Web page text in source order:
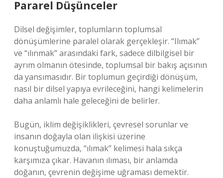
Pararel Düşünceler
Dilsel değişimler, toplumların toplumsal
dönüşümlerine paralel olarak gerçekleşir. “Ilımak”
ve “ılınmak” arasındaki fark, sadece dilbilgisel bir
ayrım olmanın ötesinde, toplumsal bir bakış açısının
da yansımasıdır. Bir toplumun geçirdiği dönüşüm,
nasıl bir dilsel yapıya evrileceğini, hangi kelimelerin
daha anlamlı hale geleceğini de belirler.
Bugün, iklim değişiklikleri, çevresel sorunlar ve
insanın doğayla olan ilişkisi üzerine
konuştuğumuzda, “ılımak” kelimesi hala sıkça
karşımıza çıkar. Havanın ılıması, bir anlamda
doğanın, çevrenin değişime uğraması demektir.